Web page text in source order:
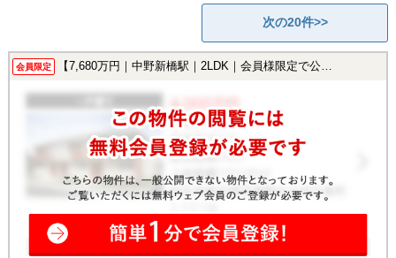
次の20件>>
会員限定 【7,680万円｜中野新橋駅｜2LDK｜会員様限定で公開中！】